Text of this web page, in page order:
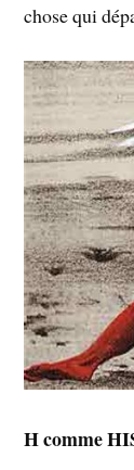
chose qui
H comme